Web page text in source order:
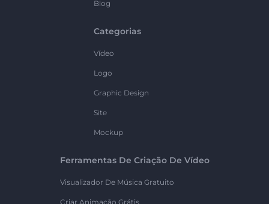
Blog
Categorias
Vídeo
Logo
Graphic Design
Site
Mockup
Ferramentas De Criação De Vídeo
Visualizador De Música Gratuito
Criar Animação Grátis